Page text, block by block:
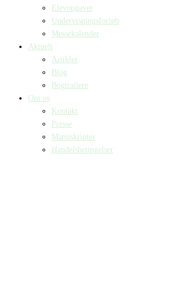
Elevopgaver
Undervisningsforløb
Messekalender
Aktuelt
Artikler
Blog
Bogtrailere
Om os
Kontakt
Presse
Manuskripter
Handelsbetingelser